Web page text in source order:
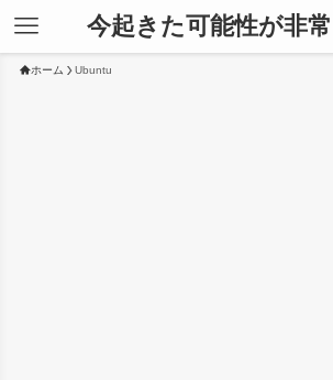
今起きた可能性が非
ホーム Ubuntu